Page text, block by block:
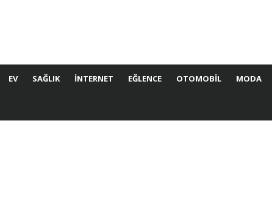
EV SAĞLIK İNTERNET EĞLENCE OTOMOBIL MODA